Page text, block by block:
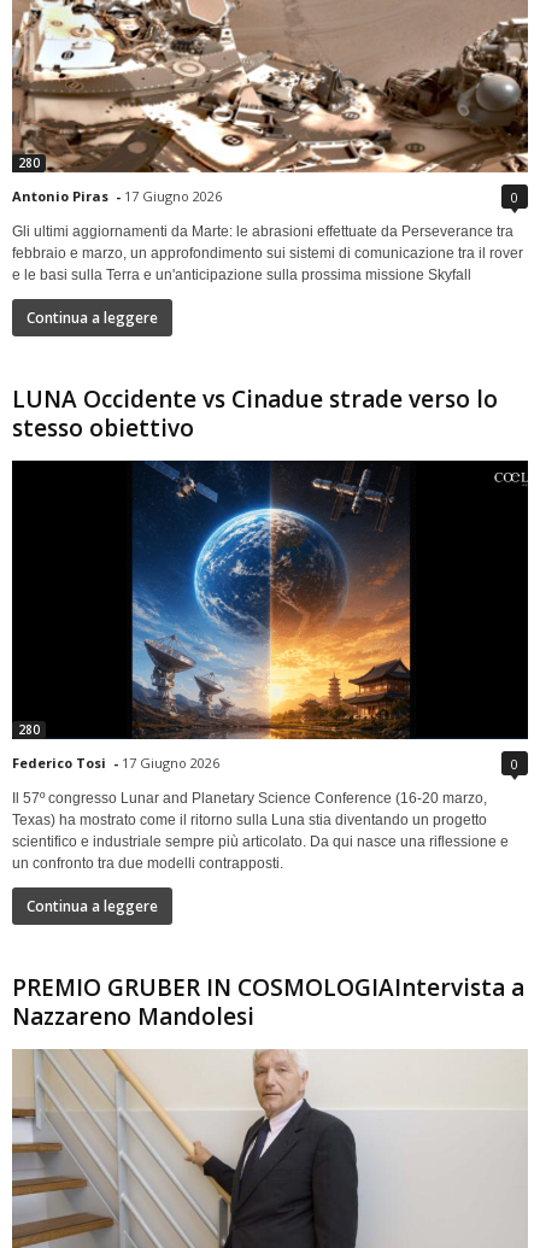
280
Antonio Piras - 17 Giugno 2026 0
Gli ultimi aggiornamenti da Marte: le abrasioni effettuate da Perseverance tra
febbraio e marzo, un approfondimento sui sistemi di comunicazione tra il rover
e le basi sulla Terra e un'anticipazione sulla prossima missione Skyfall
Continua a leggere
LUNA Occidente vs Cinadue strade verso lo
stesso obiettivo
280
Federico Tosi - 17 Giugno 2026 0
Il 57º congresso Lunar and Planetary Science Conference (16-20 marzo,
Texas) ha mostrato come il ritorno sulla Luna stia diventando un progetto
scientifico e industriale sempre più articolato. Da qui nasce una riflessione e
un confronto tra due modelli contrapposti.
Continua a leggere
PREMIO GRUBER IN COSMOLOGIAIntervista a
Nazzareno Mandolesi